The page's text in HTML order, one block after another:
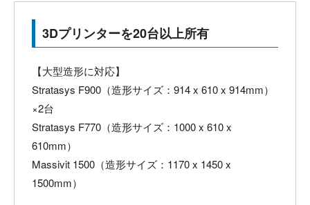
3Dプリンターを20台以上所有
【大型造形に対応】
Stratasys F900（造形サイズ：914 x 610 x 914mm）
×2台
Stratasys F770（造形サイズ：1000 x 610 x
610mm）
Massivit 1500（造形サイズ：1170 x 1450 x
1500mm）